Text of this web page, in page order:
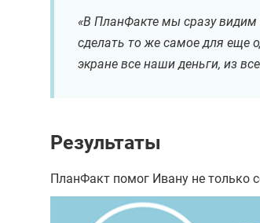
«В ПланФакте мы сразу видим
сделать то же самое для еще
экране все наши деньги, из
Результаты
ПланФакт помог Ивану не только